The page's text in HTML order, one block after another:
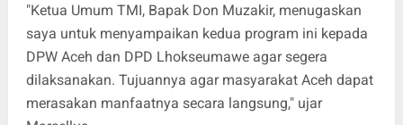
"Ketua Umum TMI, Bapak Don Muzakir, menugaskan
saya untuk menyampaikan kedua program ini kepada
DPW Aceh dan DPD Lhokseumawe agar segera
dilaksanakan. Tujuannya agar masyarakat Aceh dapat
merasakan manfaatnya secara langsung," ujar